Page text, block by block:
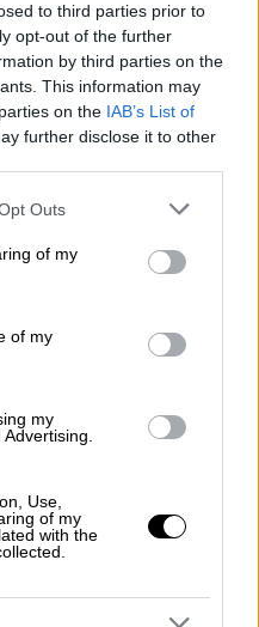
to third parties prior to
opt-out of the further
by third parties on the
This information may
on the IAB’s List of
further disclose it to other
uses one or more Google
You may click to
and its third-party tags to
purposes in below Google
Outs
of my
of my
my
Use,
of my
with the
όταν υπάρχει μία
αυτό που
και οι
οι
το δυνατόν το
τη στιγμή που
να κάνεις
ότι έχεις
και το
αναλυτές
προκαλούν
και από την
το παγκόσμιο
είδαμε, μία